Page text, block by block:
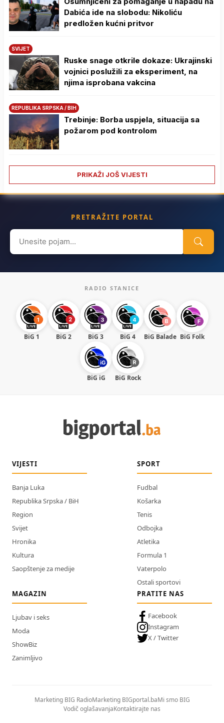
Dabića ide na slobodu: Nikoliću
predložen kućni pritvor
SVIJET
Ruske snage otkrile dokaze: Ukrajinski
vojnici poslužili za eksperiment, na
njima isprobana vakcina
REPUBLIKA SRPSKA / BIH
Trebinje: Borba uspjela, situacija sa
požarom pod kontrolom
PRIKAŽI JOŠ VIJESTI
PRETRAŽITE PORTAL
Search
for:
RADIO STANICE
BiG 1 BiG 2 BiG 3 BiG 4 BiG Balade BiG Folk
BiG iG BiG Rock
VIJESTI
Banja Luka
Republika Srpska / BiH
Region
Svijet
Hronika
Kultura
Saopštenje za medije
SPORT
Fudbal
Košarka
Tenis
Odbojka
Atletika
Formula 1
Vaterpolo
Ostali sportovi
MAGAZIN
Ljubav i seks
Moda
ShowBiz
Zanimljivo
PRATITE NAS
Facebook
Instagram
X / Twitter
Marketing BIG RadioMarketing BIGportal.baMi smo BIG
Vodič oglašavanjaKontaktirajte nas